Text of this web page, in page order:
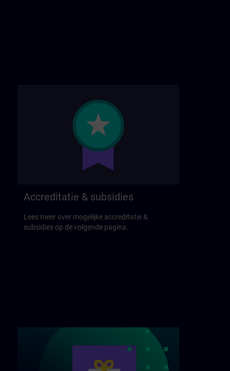
Accreditatie & subsidies
Lees meer over mogelijke accreditatie &
subsidies op de volgende pagina.